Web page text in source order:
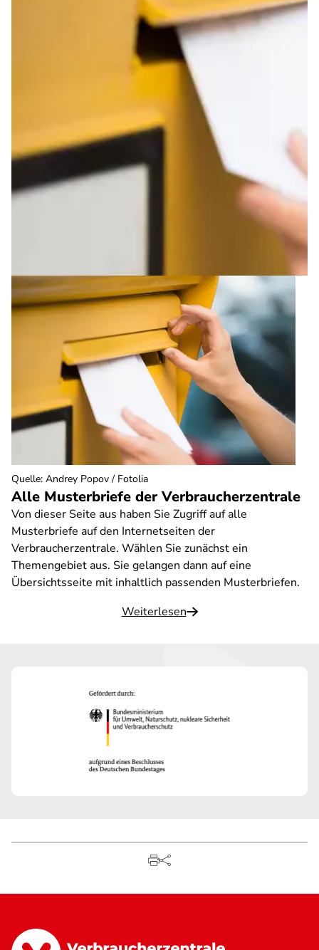
Alle Musterbriefe der Verbraucherzentrale
Von dieser Seite aus haben Sie Zugriff auf alle
Musterbriefe auf den Internetseiten der
Verbraucherzentrale. Wählen Sie zunächst ein
Themengebiet aus. Sie gelangen dann auf eine
Übersichtsseite mit inhaltlich passenden Musterbriefen.
Weiterlesen
Quelle: Andrey Popov / Fotolia